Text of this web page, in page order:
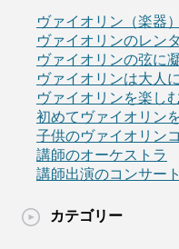
ヴァイオリン（楽器
ヴァイオリンのレン
ヴァイオリンの弦に
ヴァイオリンは大人
ヴァイオリンを楽し
初めてヴァイオリン
子供のヴァイオリン
講師のオーケストラ
講師出演のコンサート
カテゴリー